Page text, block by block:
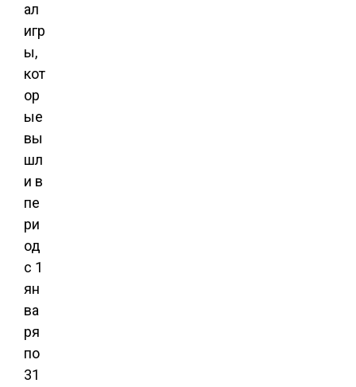
ал
игр
ы,
кот
ор
ые
вы
шл
и в
пе
ри
од
с 1
ян
ва
ря
по
31